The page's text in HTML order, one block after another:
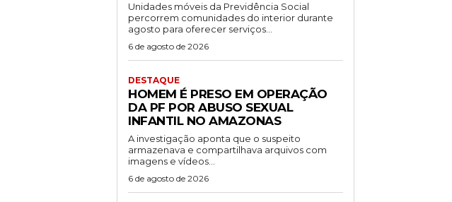
Unidades móveis da Previdência Social
percorrem comunidades do interior durante
agosto para oferecer serviços...
6 de agosto de 2026
DESTAQUE
HOMEM É PRESO EM OPERAÇÃO
DA PF POR ABUSO SEXUAL
INFANTIL NO AMAZONAS
A investigação aponta que o suspeito
armazenava e compartilhava arquivos com
imagens e vídeos...
6 de agosto de 2026